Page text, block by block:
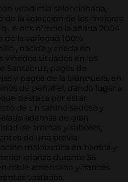
precios:
desde
48.30€
hasta
241.50€
vendimia seleccionada,
de la selección de los mejores
nos ofreció la añada 2004
de la variedad 100%
, nacida y criada en
viñedos situados en los
Santacruz, pagos de
y pagos de la blanquera, en
de peñafiel, dando lugar a
destaca por estar
de un tanino sedoso y
además de gran
de aromas y sabores,
de una previa
malolactica en barrica y
crianza durante 36
roble americano y francés
tostados.